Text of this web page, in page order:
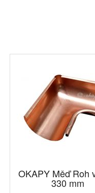
OKAPY Měď Roh
330 mm